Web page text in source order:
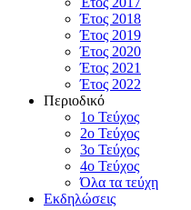
Έτος 2018
Έτος 2019
Έτος 2020
Έτος 2021
Έτος 2022
Περιοδικό
1ο Τεύχος
2ο Τεύχος
3ο Τεύχος
4o Τεύχος
Όλα τα τεύχη
Εκδηλώσεις